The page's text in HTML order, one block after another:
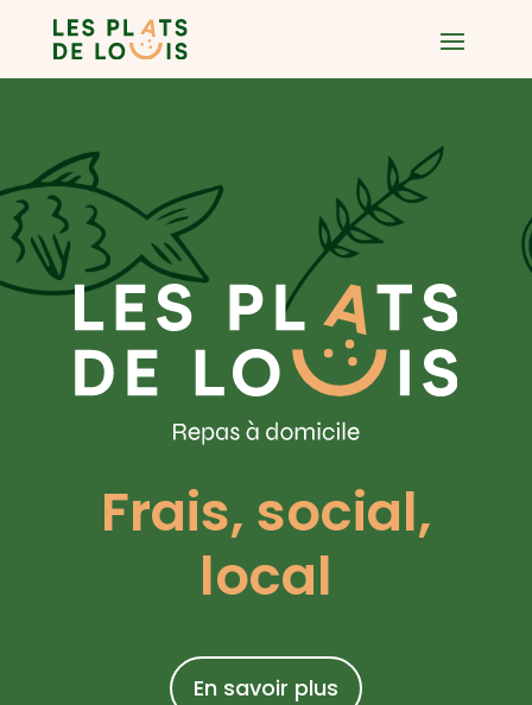
Frais, social,
local
En savoir plus